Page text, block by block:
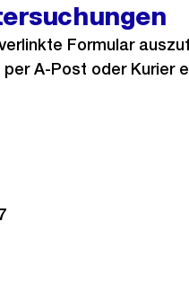
Formular
A-Post oder Kurier